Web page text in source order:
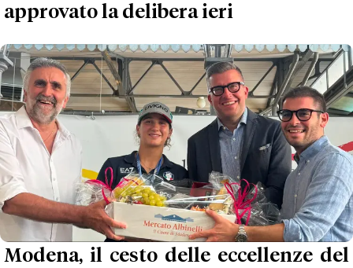
approvato la delibera ieri
Modena, il cesto delle eccellenze del